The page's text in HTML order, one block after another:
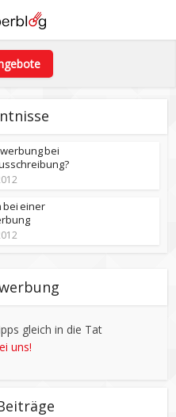
bei
bei einer
gleich in die Tat
uns!